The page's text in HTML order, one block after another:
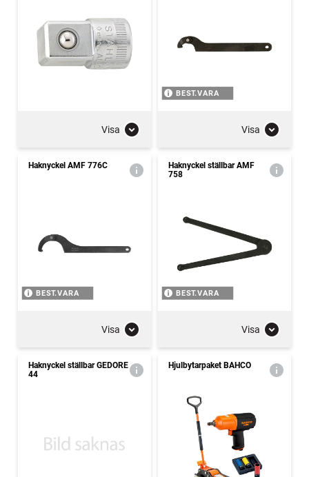
Visa
BEST.VARA
Visa
Haknyckel AMF 776C
BEST.VARA
Visa
Haknyckel ställbar AMF
758
BEST.VARA
Visa
Haknyckel ställbar GEDORE
44
Hjulbytarpaket BAHCO